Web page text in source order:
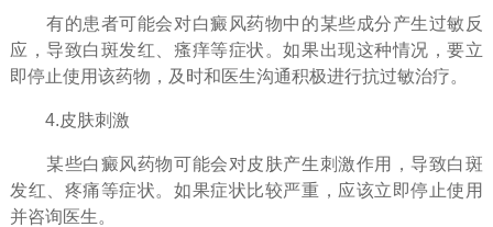
有的患者可能会对白癜风药物中的某些成分产生过敏反
应，导致白斑发红、瘙痒等症状。如果出现这种情况，要立
即停止使用该药物，及时和医生沟通积极进行抗过敏治疗。
4.皮肤刺激
某些白癜风药物可能会对皮肤产生刺激作用，导致白斑
发红、疼痛等症状。如果症状比较严重，应该立即停止使用
并咨询医生。